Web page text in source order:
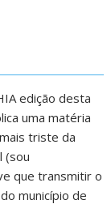
edição desta
uma matéria
triste da
(sou
que transmitir o
município de